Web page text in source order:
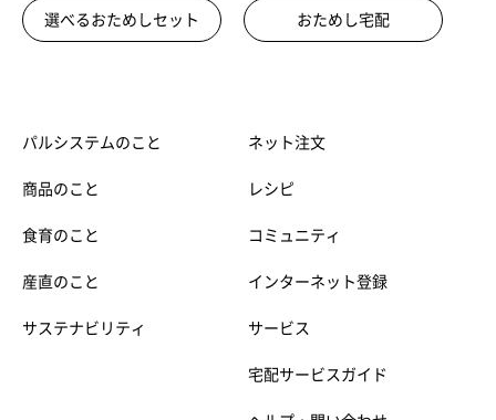
選べるおためしセット おためし宅配
パルシステムのこと
商品のこと
食育のこと
産直のこと
サステナビリティ
ネット注文
レシピ
コミュニティ
インターネット登録
サービス
宅配サービスガイド